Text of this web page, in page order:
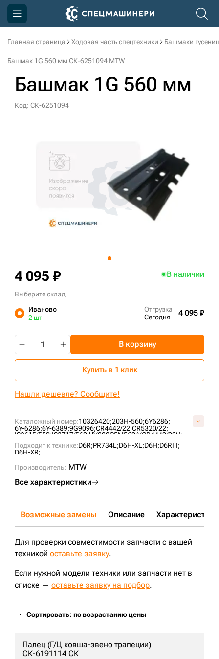
Главная страница Ходовая часть спецтехники Башмаки гусениц
Башмак 1G 560 мм СК-6251094 MTW
Башмак 1G 560 мм
Код: СК-6251094
Каталожный номер:10326420;203H-560;6Y6286;
6Y-6286;6Y-6389;9G9096;CR4442/22;CR5320/22;
IS3615/559;IS3717/560;UV202C5M560;VCR4442/22V;
Z01061H0N0559V;
Подходит к технике:D6R;PR734L;D6H-XL;D6H;D6RIII;
D6H-XR;
Производитель: MTW
Все характеристики
4 095 ₽ В наличии
Выберите склад
Иваново
2 шт
Отгрузка
Сегодня
4 095 ₽
В корзину
Купить в 1 клик
Нашли дешевле? Сообщите!
Возможные замены Описание Характеристики
Для проверки совместимости запчасти с вашей
техникой оставьте заявку.
Если нужной модели техники или запчасти нет в
списке — оставьте заявку на подбор.
Сортировать: по возрастанию цены
Палец (Г/Ц ковша-звено трапеции)
СК-6191114 СК
Компания
Доставка и оплата
Информация
3D тур по производству
3D тур по складам
+7 (499) 394-50-93